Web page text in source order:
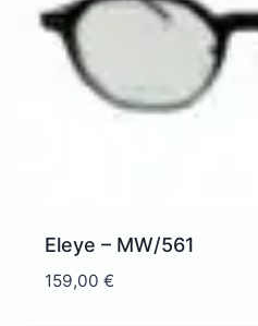
Eleye – MW/561
159,00€